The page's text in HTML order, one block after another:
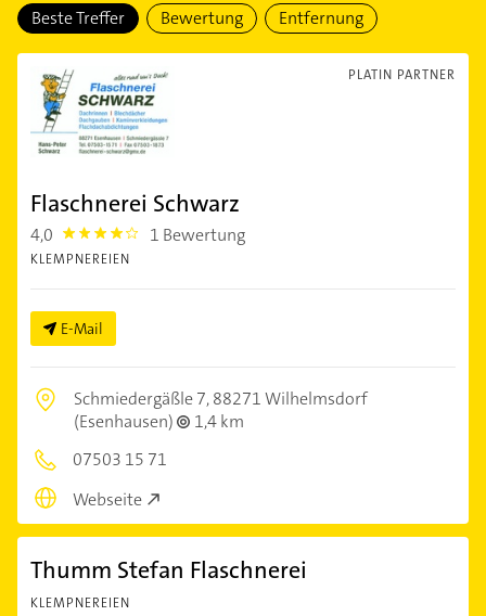
Beste Treffer Bewertung Entfernung
PLATIN PARTNER
Flaschnerei Schwarz
4,0 4.0 1 Bewertung
KLEMPNEREIEN
E-Mail
Schmiedergäßle 7,88271 Wilhelmsdorf
(Esenhausen)
1,4 km
07503 15 71
Webseite
Thumm Stefan Flaschnerei
KLEMPNEREIEN